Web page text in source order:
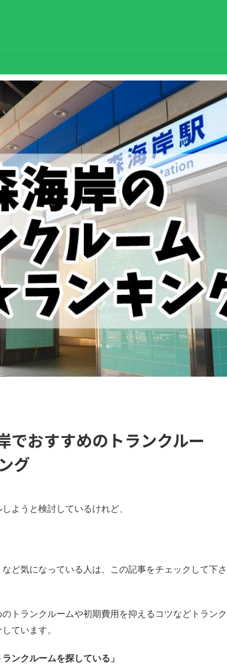
でおすすめのトランクルー
グ
ようと検討しているけれど、
など気になっている人は、この記事をチェックして下さ
トランクルームや初期費用を抑えるコツなどトランク
ています。
ンクルームを探している」